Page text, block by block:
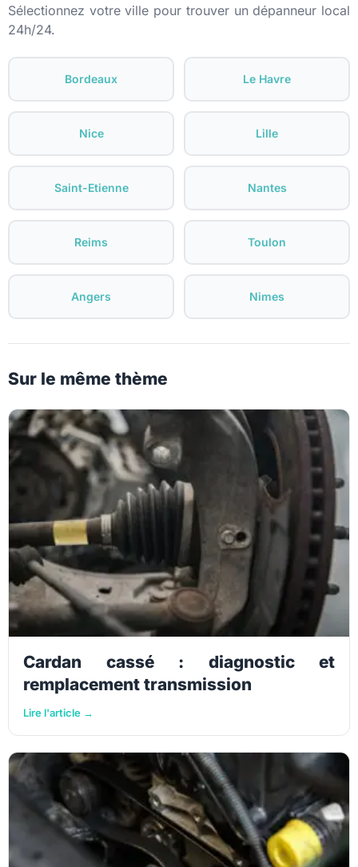
Sélectionnez votre ville pour trouver un dépanneur local
24h/24.
Bordeaux Le Havre
Nice Lille
Saint-Etienne Nantes
Reims Toulon
Angers Nimes
Sur le même thème
Cardan cassé : diagnostic et
remplacement transmission
Lire l'article →